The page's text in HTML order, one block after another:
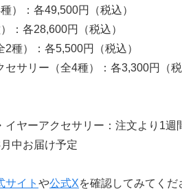
）：各49,500円（税込）
：各28,600円（税込）
2種）：各5,500円（税込）
セサリー（全4種）：各3,300円（税
イヤーアクセサリー：注文より1週
中お届け予定
サイト や公式Xを確認してみてくだ